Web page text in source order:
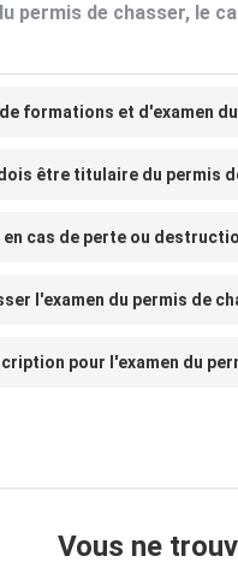
permis de chasser, le
formations et d'examen
être titulaire du permis
cas de perte ou
l'examen du permis de
pour l'examen du
Vous ne